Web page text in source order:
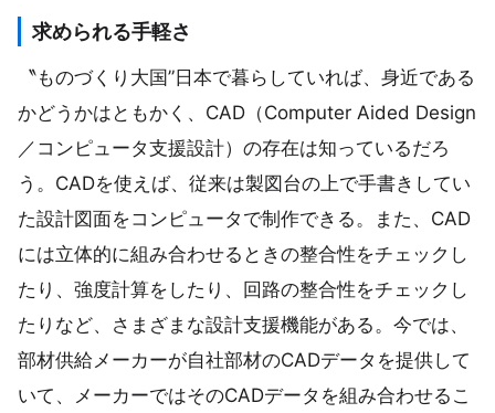
求められる手軽さ
〝ものづくり大国”日本で暮らしていれば、身近である
かどうかはともかく、CAD（Computer Aided Design
／コンピュータ支援設計）の存在は知っているだろ
う。CADを使えば、従来は製図台の上で手書きしてい
た設計図面をコンピュータで制作できる。また、CAD
には立体的に組み合わせるときの整合性をチェックし
たり、強度計算をしたり、回路の整合性をチェックし
たりなど、さまざまな設計支援機能がある。今では、
部材供給メーカーが自社部材のCADデータを提供して
いて、メーカーではそのCADデータを組み合わせるこ